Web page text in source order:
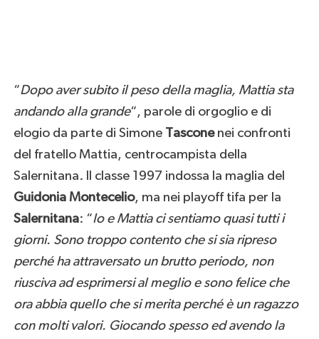
“Dopo aver subito il peso della maglia, Mattia sta
andando alla grande“, parole di orgoglio e di
elogio da parte di Simone Tasconenei confronti
del fratello Mattia, centrocampista della
Salernitana. Il classe 1997 indossa la maglia del
Guidonia Montecelio, ma nei playoff tifa per la
Salernitana: “Io e Mattia ci sentiamo quasi tutti i
giorni. Sono troppo contento che si sia ripreso
perché ha attraversato un brutto periodo, non
riusciva ad esprimersi al meglio e sono felice che
ora abbia quello che si merita perché è un ragazzo
con molti valori. Giocando spesso ed avendo la